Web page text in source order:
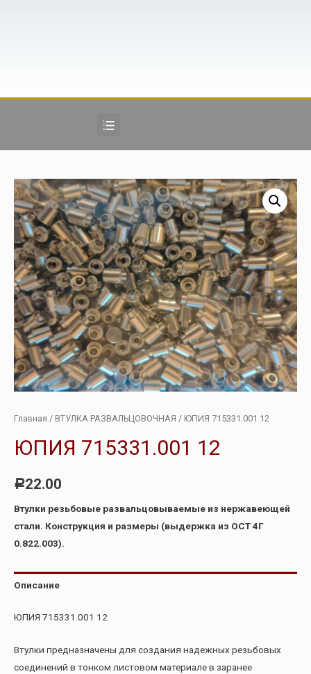
Главная / ВТУЛКА РАЗВАЛЬЦОВОЧНАЯ / ЮПИЯ 715331.001 12
ЮПИЯ 715331.001 12
Р22.00
Втулки резьбовые развальцовываемые из нержавеющей
стали. Конструкция и размеры (выдержка из ОСТ 4Г
0.822.003).
Описание
ЮПИЯ 715331.001 12
Втулки предназначены для создания надежных резьбовых
соединений в тонком листовом материале в заранее